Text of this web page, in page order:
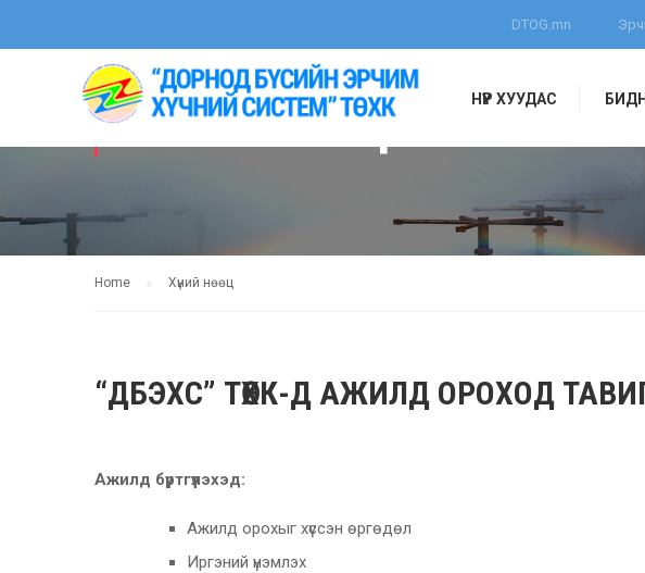
DTOG.mn
НҮҮР ХУУДАС
ХҮНИЙ НӨӨЦ
Home Хүний нөөц
“ДБЭХС” ТӨХК-Д АЖИЛД ОРОХОД
Ажилд бүртгүүлэхэд:
Ажилд орохыг хүссэн өргөдөл
Иргэний үнэмлэх